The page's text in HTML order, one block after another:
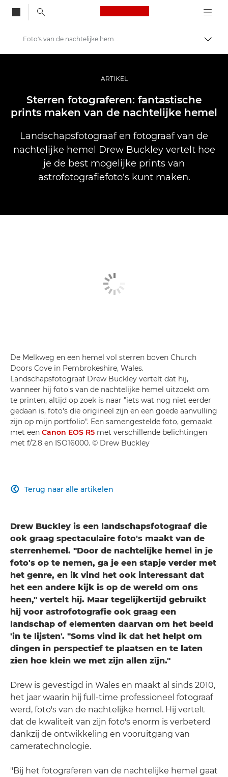
Canon Logo, back
Professionele fotografie en video
Verhalen
Foto's van de nachtelijke hemel printen
ARTIKEL
Sterren fotograferen: fantastische
prints maken van de nachtelijke hemel
Landschapsfotograaf en fotograaf van de
nachtelijke hemel Drew Buckley vertelt hoe
je de best mogelijke prints van
astrofotografiefoto's kunt maken.
De Melkweg en een hemel vol sterren boven Church
Doors Cove in Pembrokeshire, Wales.
Landschapsfotograaf Drew Buckley vertelt dat hij,
wanneer hij foto's van de nachtelijke hemel uitzoekt om
te printen, altijd op zoek is naar "iets wat nog niet eerder
gedaan is, foto's die origineel zijn en een goede aanvulling
zijn op mijn portfolio". Een samengestelde foto, gemaakt
met een Canon EOS R5 met verschillende belichtingen
met f/2.8 en ISO16000. © Drew Buckley
Terug naar alle artikelen

Drew Buckley is een landschapsfotograaf die
ook graag spectaculaire foto's maakt van de
sterrenhemel. "Door de nachtelijke hemel in je
foto's op te nemen, ga je een stapje verder met
het genre, en ik vind het ook interessant dat
het een andere kijk is op de wereld om ons
heen," vertelt hij. Maar tegelijkertijd gebruikt
hij voor astrofotografie ook graag een
landschap of elementen daarvan om het beeld
'in te lijsten'. "Soms vind ik dat het helpt om
dingen in perspectief te plaatsen en te laten
zien hoe klein we met zijn allen zijn."
Drew is gevestigd in Wales en maakt al sinds 2010,
het jaar waarin hij full-time professioneel fotograaf
werd, foto's van de nachtelijke hemel. Hij vertelt
dat de kwaliteit van zijn foto's enorm is verbeterd
dankzij de ontwikkeling en vooruitgang van
cameratechnologie.
"Bij het fotograferen van de nachtelijke hemel gaat